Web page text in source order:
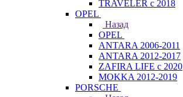
TRAVELER с 2018
OPEL
Назад
OPEL
ANTARA 2006-2011
ANTARA 2012-2017
ZAFIRA LIFE с 2020
MOKKA 2012-2019
PORSCHE